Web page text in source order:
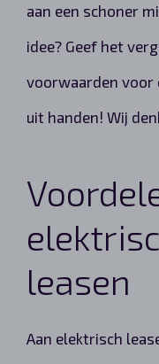
aan een schoner
idee? Geef het
voorwaarden voor
uit handen! Wij
leasen
Aan elektrisch